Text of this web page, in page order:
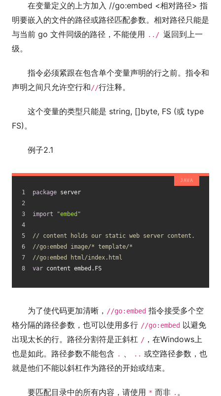
在变量定义的上方加入 //go:embed <相对路径> 指
明要嵌入的文件的路径或路径匹配参数。相对路径只能是
与当前 go 文件同级的路径，不能使用 ../ 返回到上一
级。
指令必须紧跟在包含单个变量声明的行之前。指令和
声明之间只允许空行和//行注释。
这个变量的类型只能是 string, []byte, FS (或 type
FS)。
例子2.1
package server
import "embed"
// content holds our static web server content.
//go:embed image/* template/*
//go:embed html/index.html
var content embed.FS
为了使代码更加清晰， //go:embed 指令接受多个空
格分隔的路径参数，也可以使用多行 //go:embed 以避免
出现太长的行。路径分割符是正斜杠 / ，在Windows上
也是如此。路径参数不能包含 . 、 .. 或空路径参数，也
就是他们不能以斜杠作为路径的开始或结束。
要匹配目录中的所有内容，请使用 * 而非 . 。